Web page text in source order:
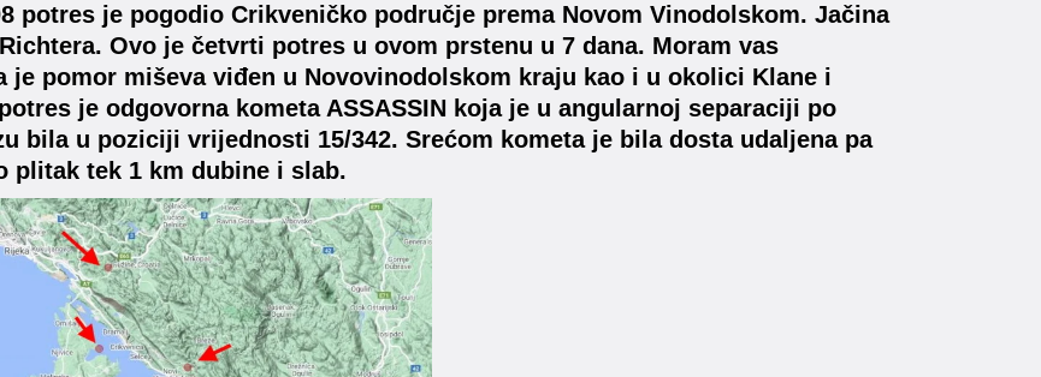
potres je pogodio Crikveničko područje prema Novom Vinodolskom. Jačina
Ovo je četvrti potres u ovom prstenu u 7 dana. Moram vas
je pomor miševa viđen u Novovinodolskom kraju kao i u okolici Klane i
je odgovorna kometa ASSASSIN koja je u angularnoj separaciji po
bila u poziciji vrijednosti 15/342. Srećom kometa je bila dosta udaljena pa
plitak tek 1 km dubine i slab.